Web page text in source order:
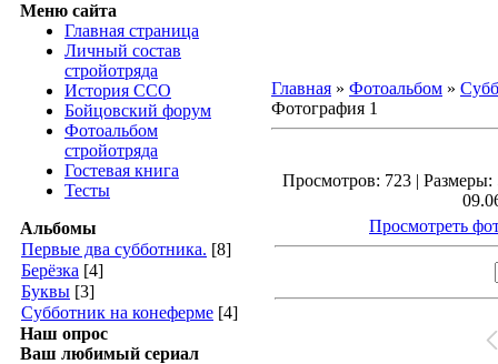
Меню сайта
Главная страница
Личный состав
стройотряда
История ССО
Бойцовский форум
Фотоальбом
стройотряда
Гостевая книга
Тесты
Альбомы
Первые два субботника. [8]
Берёзка [4]
Буквы [3]
Субботник на конеферме [4]
Наш опрос
Ваш любимый сериал
Главная » Фотоальбом »
Фотография 1
Просмотров: 723 |
Просмотреть